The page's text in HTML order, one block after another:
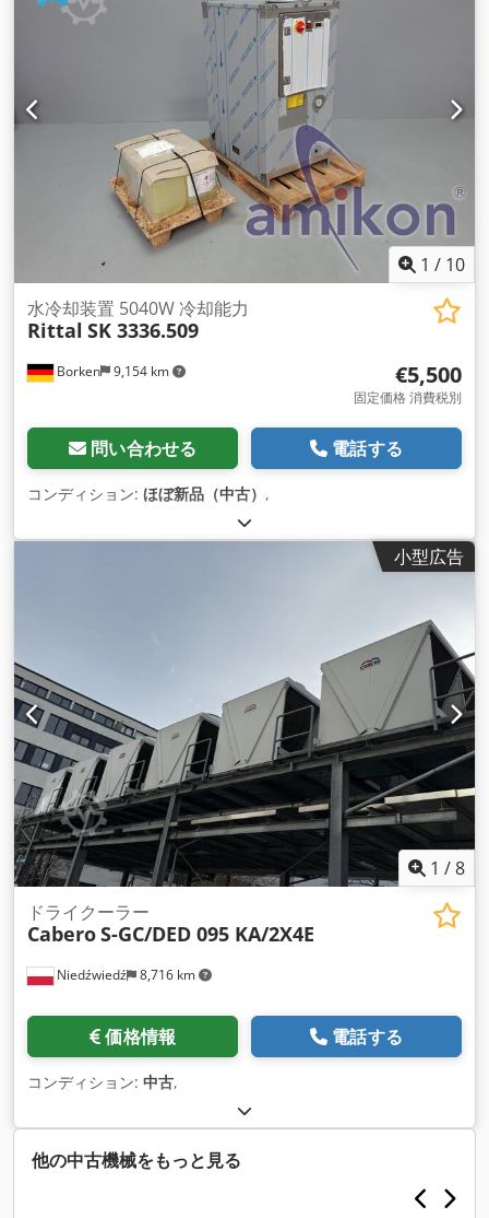
1 / 10
Borken 9,154 km
水冷却装置 5040W 冷却能力
Rittal SK 3336.509
€5,500
固定価格 消費税別
問い合わせる 電話する
コンディション: ほぼ新品（中古） ,
小型広告
1 /8
Niedźwiedź 8,716 km
ドライクーラー
CaberoS-GC/DED 095 KA/2X4E
価格情報 電話する
コンディション: 中古,
他の中古機械をもっと見る